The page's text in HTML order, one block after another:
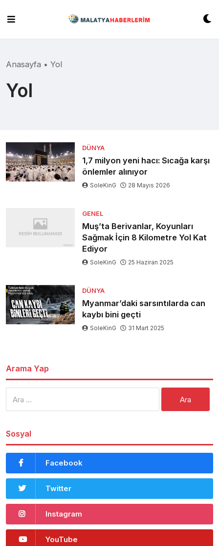
content
Anasayfa • Yol
Yol
DÜNYA
1,7 milyon yeni hacı: Sıcağa karşı
önlemler alınıyor
SoleKinG 28 Mayıs 2026
GENEL
Muş’ta Berivanlar, Koyunları
Sağmak İçin 8 Kilometre Yol Kat
Ediyor
SoleKinG 25 Haziran 2025
DÜNYA
Myanmar’daki sarsıntılarda can
kaybı bini geçti
SoleKinG 31 Mart 2025
Arama Yap
Sosyal
Facebook
Twitter
Instagram
YouTube